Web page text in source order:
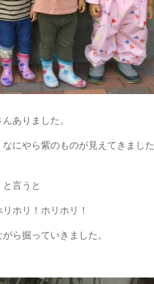
ありました。
にやら紫のものが見えてきました
言うと
ホリ！ホリホリ！
ら掘っていきました。